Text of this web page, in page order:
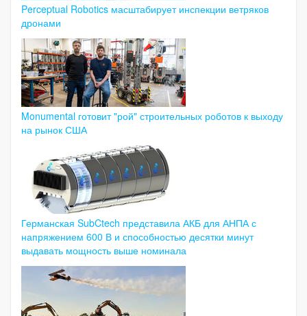
Perceptual Robotics масштабирует инспекции ветряков
дронами
Monumental готовит "рой" строительных роботов к выходу
на рынок США
Германская SubCtech представила АКБ для АНПА с
напряжением 600 В и способностью десятки минут
выдавать мощность выше номинала